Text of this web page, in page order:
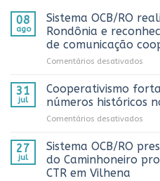
08
ago
Sistema OCB/RO
Rondônia e
de comunicação
Comentários desativados
3º
e
31
jul
Cooperativismo
números históricos
Comentários desativados
e
27
jul
Sistema OCB/RO
do Caminhoneiro
CTR em Vilhena